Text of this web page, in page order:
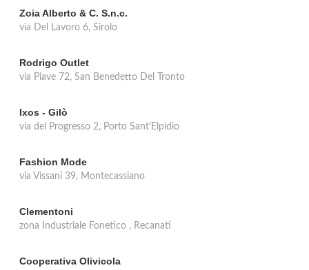
Zoia Alberto & C. S.n.c.
via Del Lavoro 6, Sirolo
Rodrigo Outlet
via Piave 72, San Benedetto Del Tronto
Ixos - Gilò
via del Progresso 2, Porto Sant'Elpidio
Fashion Mode
via Vissani 39, Montecassiano
Clementoni
zona Industriale Fonetico , Recanati
Cooperativa Olivicola